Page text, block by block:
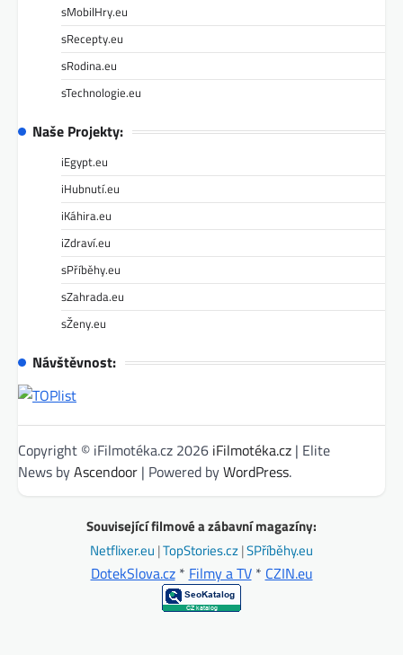
sMobilHry.eu
sRecepty.eu
sRodina.eu
sTechnologie.eu
Naše Projekty:
iEgypt.eu
iHubnutí.eu
iKáhira.eu
iZdraví.eu
sPříběhy.eu
sZahrada.eu
sŽeny.eu
Návštěvnost:
Copyright © iFilmotéka.cz 2026 iFilmotéka.cz | Elite
News byAscendoor | Powered byWordPress.
Související filmové a zábavní magazíny:
Netflixer.eu |TopStories.cz|SPříběhy.eu
DotekSlova.cz* Filmy a TV* CZIN.eu